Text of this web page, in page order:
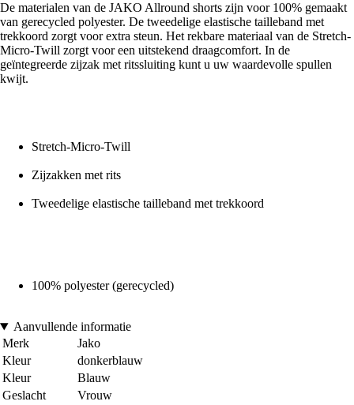
De materialen van de JAKO Allround shorts zijn voor 100% gemaakt
van gerecycled polyester. De tweedelige elastische tailleband met
trekkoord zorgt voor extra steun. Het rekbare materiaal van de Stretch-
Micro-Twill zorgt voor een uitstekend draagcomfort. In de
geïntegreerde zijzak met ritssluiting kunt u uw waardevolle spullen
kwijt.
Stretch-Micro-Twill
Zijzakken met rits
Tweedelige elastische tailleband met trekkoord
100% polyester (gerecycled)
Aanvullende informatie
Merk
Jako
Kleur
donkerblauw
Kleur
Blauw
Geslacht
Vrouw